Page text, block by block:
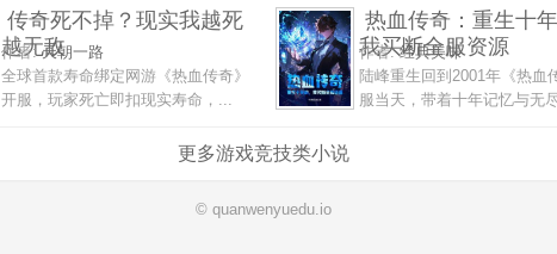
传奇死不掉？现实我越死
越无敌
作者:天朝一路
全球首款寿命绑定网游《热血传奇》
开服，玩家死亡即扣现实寿命，...
热血传奇：重生十年
我买断全服资源
作者:经典美味
陆峰重生回到2001年《热血
服当天，带着十年记忆与无
更多游戏竞技类小说
© quanwenyuedu.io